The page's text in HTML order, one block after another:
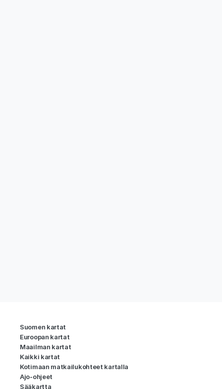
Suomen kartat
Euroopan kartat
Maailman kartat
Kaikki kartat
Kotimaan matkailukohteet kartalla
Ajo-ohjeet
Sääkartta